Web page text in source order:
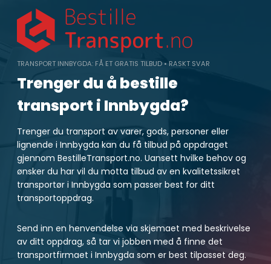
content
TRANSPORT INNBYGDA: FÅ ET GRATIS TILBUD • RASKT SVAR
Trenger du å bestille
transport i Innbygda?
Trenger du transport av varer, gods, personer eller
lignende i Innbygda kan du få tilbud på oppdraget
gjennom BestilleTransport.no. Uansett hvilke behov og
ønsker du har vil du motta tilbud av en kvalitetssikret
transportør i Innbygda som passer best for ditt
transportoppdrag.
Send inn en henvendelse via skjemaet med beskrivelse
av ditt oppdrag, så tar vi jobben med å finne det
transportfirmaet i Innbygda som er best tilpasset deg.